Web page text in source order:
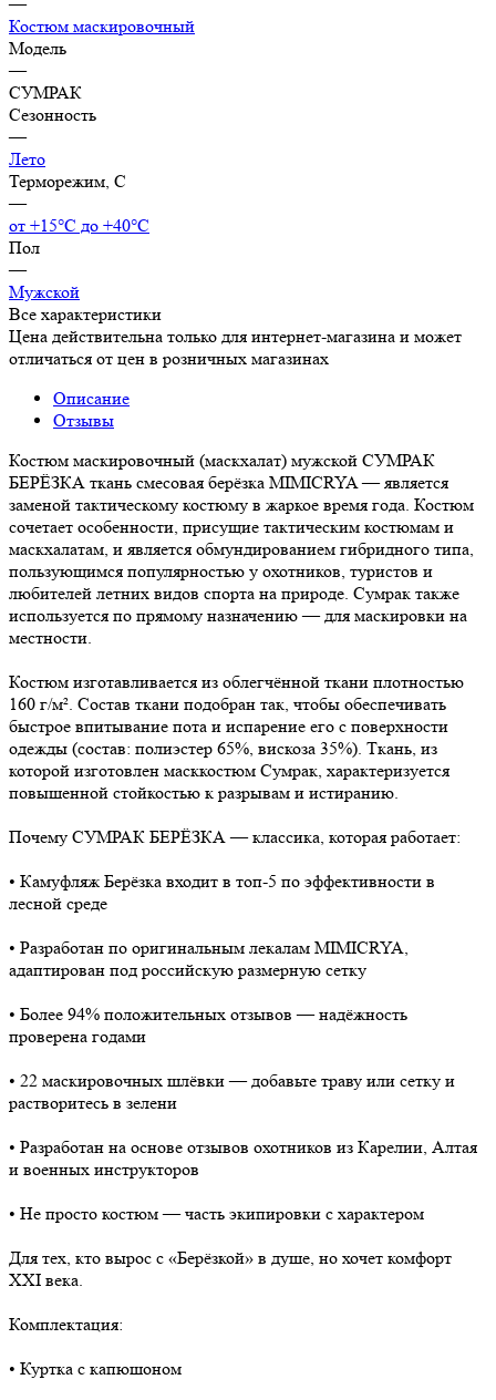
Костюм маскировочный
Модель
—
СУМРАК
Сезонность
—
Лето
Терморежим, C
—
от +15°С до +40°С
Пол
—
Мужской
Все характеристики
Цена действительна только для интернет-магазина и может
отличаться от цен в розничных магазинах
Описание
Отзывы
Костюм маскировочный (маскхалат) мужской СУМРАК
БЕРЁЗКА ткань смесовая берёзка MIMICRYA — является
заменой тактическому костюму в жаркое время года. Костюм
сочетает особенности, присущие тактическим костюмам и
маскхалатам, и является обмундированием гибридного типа,
пользующимся популярностью у охотников, туристов и
любителей летних видов спорта на природе. Сумрак также
используется по прямому назначению — для маскировки на
местности.
Костюм изготавливается из облегчённой ткани плотностью
160 г/м². Состав ткани подобран так, чтобы обеспечивать
быстрое впитывание пота и испарение его с поверхности
одежды (состав: полиэстер 65%, вискоза 35%). Ткань, из
которой изготовлен масккостюм Сумрак, характеризуется
повышенной стойкостью к разрывам и истиранию.
Почему СУМРАК БЕРЁЗКА — классика, которая работает:
• Камуфляж Берёзка входит в топ-5 по эффективности в
лесной среде
• Разработан по оригинальным лекалам MIMICRYA,
адаптирован под российскую размерную сетку
• Более 94% положительных отзывов — надёжность
проверена годами
• 22 маскировочных шлёвки — добавьте траву или сетку и
растворитесь в зелени
• Разработан на основе отзывов охотников из Карелии, Алтая
и военных инструкторов
• Не просто костюм — часть экипировки с характером
Для тех, кто вырос с «Берёзкой» в душе, но хочет комфорт
XXI века.
Комплектация:
• Куртка с капюшоном